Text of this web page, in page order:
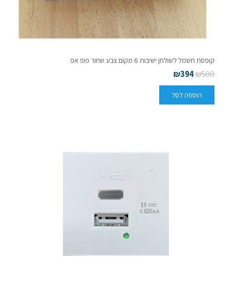
קופסת חשמל לשולחן ישיבות 6 מקום צבע שחור פופ אפ
₪500
₪394
הוספה לסל